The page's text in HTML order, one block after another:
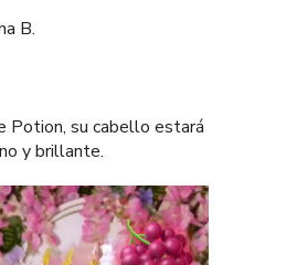
B.
Potion, su cabello estará
y brillante.